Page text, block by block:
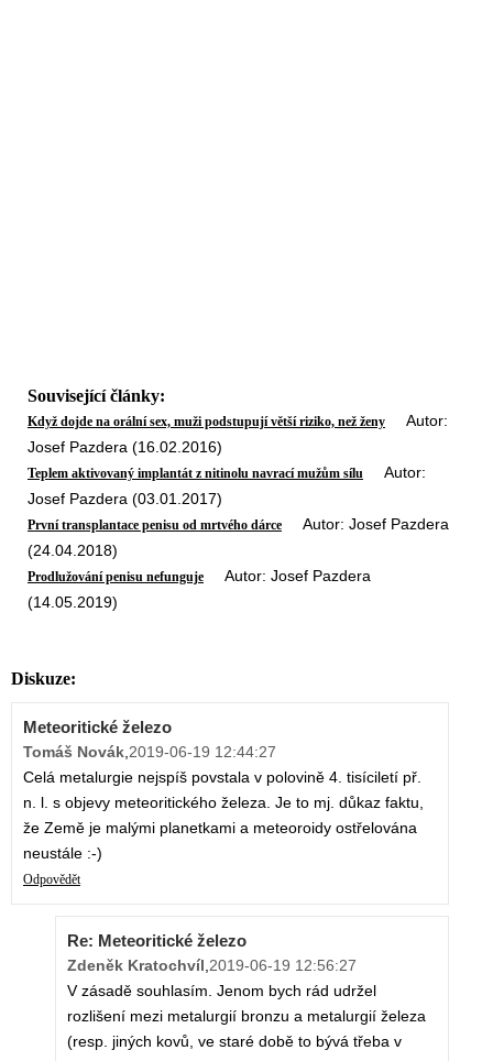
Související články:
Když dojde na orální sex, muži podstupují větší riziko, než ženy Autor:
Josef Pazdera (16.02.2016)
Teplem aktivovaný implantát z nitinolu navrací mužům sílu Autor:
Josef Pazdera (03.01.2017)
První transplantace penisu od mrtvého dárce Autor: Josef Pazdera
(24.04.2018)
Prodlužování penisu nefunguje Autor: Josef Pazdera
(14.05.2019)
Diskuze:
Meteoritické železo
Tomáš Novák,2019-06-19 12:44:27
Celá metalurgie nejspíš povstala v polovině 4. tisíciletí př.
n. l. s objevy meteoritického železa. Je to mj. důkaz faktu,
že Země je malými planetkami a meteoroidy ostřelována
neustále :-)
Odpovědět
Re: Meteoritické železo
Zdeněk Kratochvíl,2019-06-19 12:56:27
V zásadě souhlasím. Jenom bych rád udržel
rozlišení mezi metalurgií bronzu a metalurgií železa
(resp. jiných kovů, ve staré době to bývá třeba v